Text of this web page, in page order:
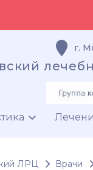
г.
ЛРЦ Врачи